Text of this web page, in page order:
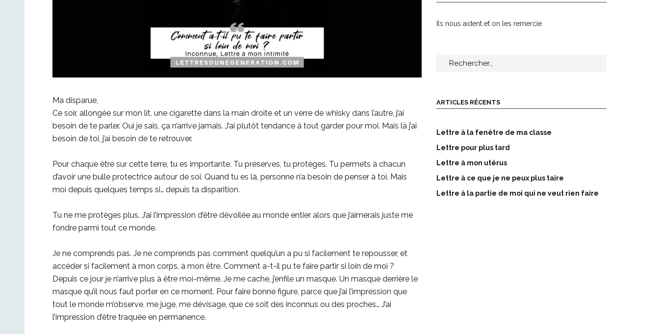
Ma disparue,
Ce soir, allongée sur mon lit, une cigarette dans la main droite et un verre de whisky dans l’autre, j’ai
besoin de te parler. Oui je sais, ça n’arrive jamais. J’ai plutôt tendance à tout garder pour moi. Mais là j’ai
besoin de toi, j’ai besoin de te retrouver.
Pour chaque être sur cette terre, tu es importante. Tu préserves, tu protèges. Tu permets à chacun
d’avoir une bulle protectrice autour de soi. Quand tu es là, personne n’a besoin de penser à toi. Mais
moi depuis quelques temps si… depuis ta disparition.
Tu ne me protèges plus. J’ai l’impression d’être dévoilée au monde entier alors que j’aimerais juste me
fondre parmi tout ce monde.
Je ne comprends pas. Je ne comprends pas comment quelqu’un a pu si facilement te repousser, et
accéder si facilement à mon corps, à mon être. Comment a-t-il pu te faire partir si loin de moi ?
Depuis ce jour je n’arrive plus à être moi-même. Je me cache, j’enfile un masque. Un masque derrière le
masque qu’il nous faut porter en ce moment. Pour faire bonne figure, parce que j’ai l’impression que
tout le monde m’observe, me juge, me dévisage, que ce soit des inconnus ou des proches… J’ai
l’impression d’être traquée en permanence.
Ils nous aident et on les remercie
Rechercher :
ARTICLES RÉCENTS
Lettre à la fenêtre de ma classe
Lettre pour plus tard
Lettre à mon utérus
Lettre à ce que je ne peux plus taire
Lettre à la partie de moi qui ne veut rien faire